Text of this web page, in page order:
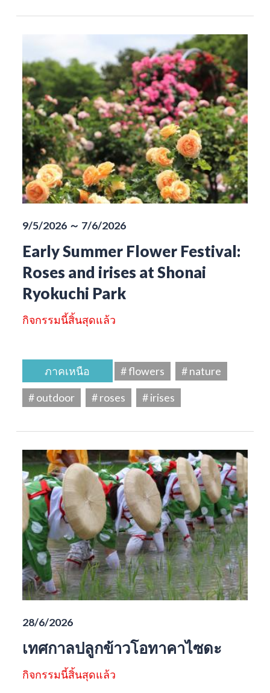
9/5/2026 ～ 7/6/2026
Early Summer Flower Festival:
Roses and irises at Shonai
Ryokuchi Park
กิจกรรมนี้สิ้นสุดแล้ว
ภาคเหนือ # flowers
# nature
# outdoor
# roses # irises
28/6/2026
เทศกาลปลูกข้าวโอทาคาไซดะ
กิจกรรมนี้สิ้นสุดแล้ว